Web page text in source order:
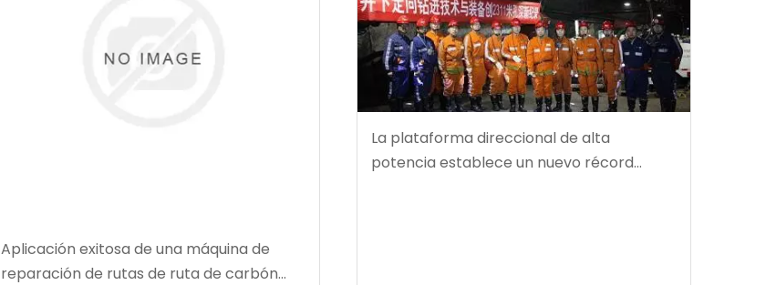
Aplicación exitosa de una máquina de
reparación de rutas de ruta de carbón
La plataforma direccional de alta
potencia establece un nuevo récord